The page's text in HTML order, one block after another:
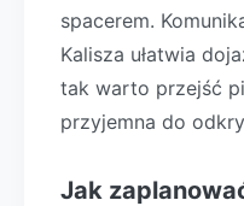
spacerem.
Kalisza ułatwia
tak warto przejść
przyjemna do
Jak